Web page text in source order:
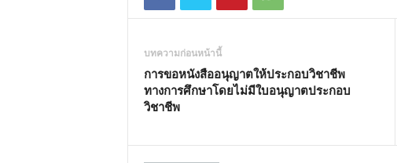
บทความก่อนหน้านี้
การขอหนังสืออนุญาตให้ประกอบวิชาชีพ
ทางการศึกษาโดยไม่มีใบอนุญาตประกอบ
วิชาชีพ